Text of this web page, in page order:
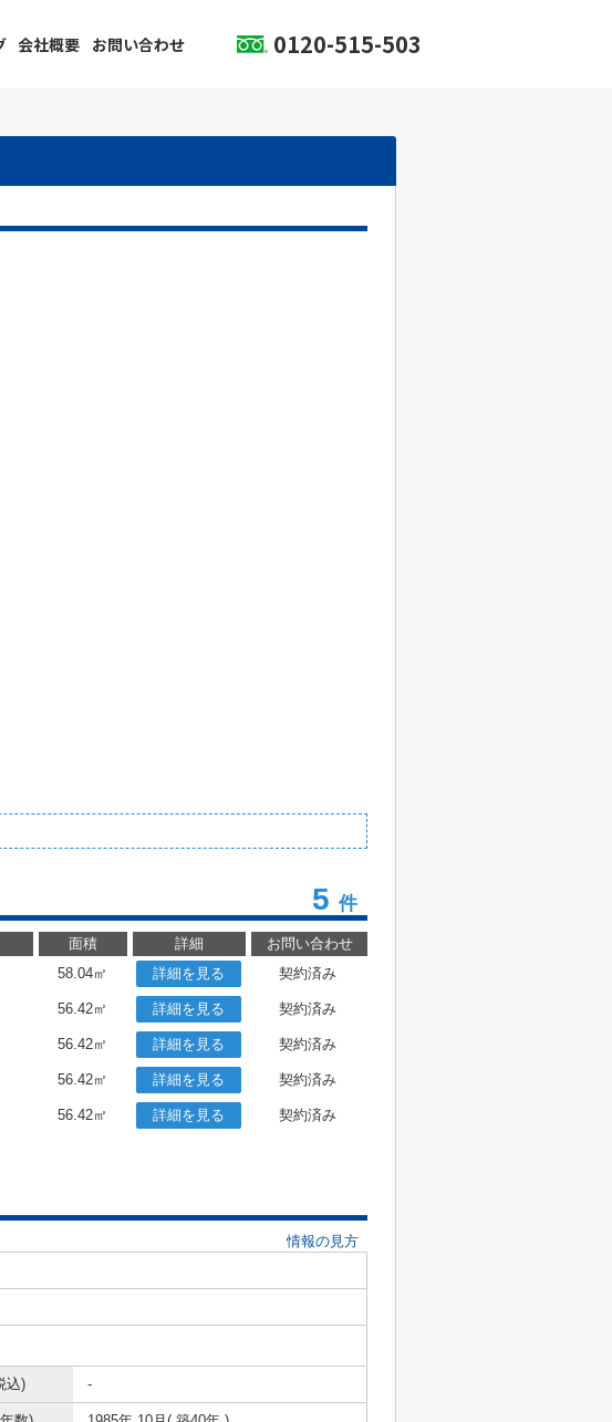
会社概要 お問い合わせ 0120-515-503
5 件
面積 詳細
お問い合わせ
58.04㎡ 詳細を見る 契約済み
56.42㎡ 詳細を見る 契約済み
56.42㎡ 詳細を見る 契約済み
56.42㎡ 詳細を見る 契約済み
56.42㎡ 詳細を見る
契約済み
情報の見方
込) -